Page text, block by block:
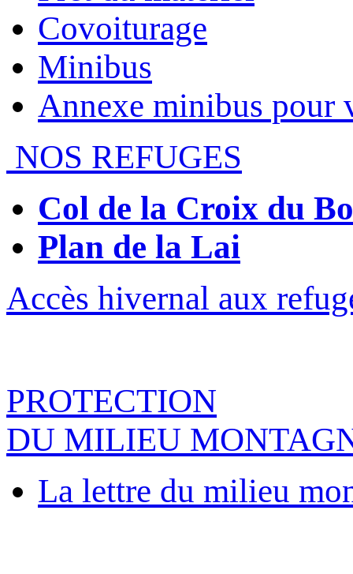
Covoiturage
Minibus
Annexe minibus pour
NOS REFUGES
Col de la Croix du
Plan de la Lai
Accès hivernal aux
PROTECTION
DU MILIEU
La lettre du milieu